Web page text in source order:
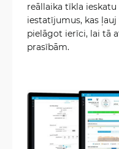
reāllaika tīkla
iestatījumus, kas
pielāgot ierīci, lai tā
prasībām.